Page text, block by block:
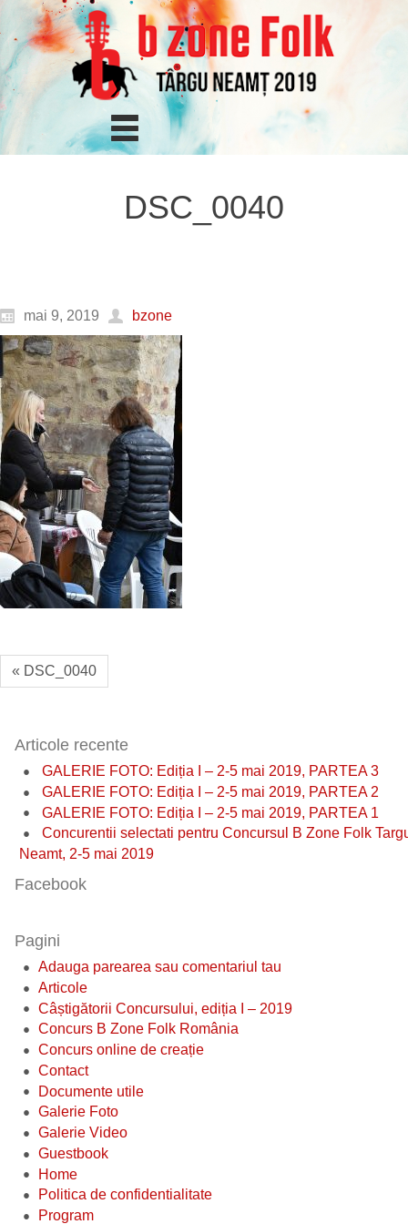
DSC_0040
mai 9, 2019 bzone
« DSC_0040
Articole recente
GALERIE FOTO: Ediția I – 2-5 mai 2019, PARTEA 3
GALERIE FOTO: Ediția I – 2-5 mai 2019, PARTEA 2
GALERIE FOTO: Ediția I – 2-5 mai 2019, PARTEA 1
Concurentii selectati pentru Concursul B Zone Folk
Neamt, 2-5 mai 2019
Facebook
Pagini
Adauga parearea sau comentariul tau
Articole
Câștigătorii Concursului, ediția I – 2019
Concurs B Zone Folk România
Concurs online de creație
Contact
Documente utile
Galerie Foto
Galerie Video
Guestbook
Home
Politica de confidentialitate
Program